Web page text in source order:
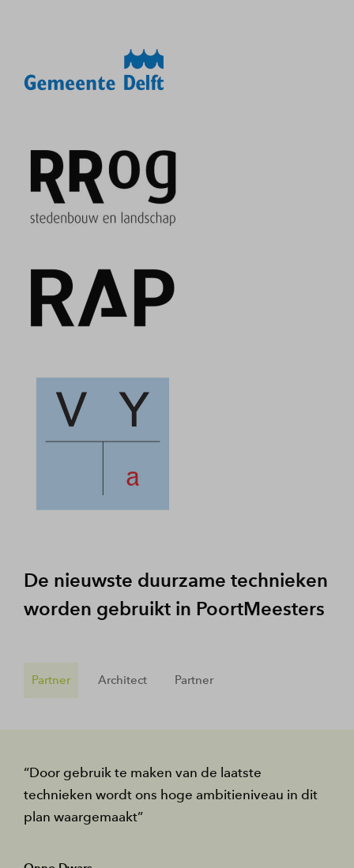
De nieuwste duurzame technieken
worden gebruikt in PoortMeesters
Partner Architect Partner
Door gebruik te maken van de laatste
technieken wordt ons hoge ambitieniveau in dit
plan waargemaakt